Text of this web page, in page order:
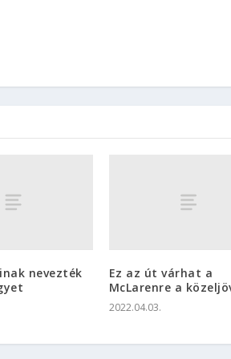
nevezték
Ez az út várhat a
McLarenre a
2022.04.03.